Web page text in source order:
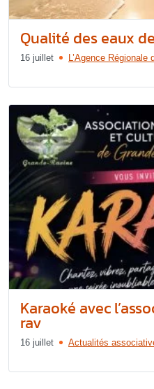
Qualité des eaux
16 juillet L’Agence Régionale
Karaoké avec
rav
16 juillet Actualités